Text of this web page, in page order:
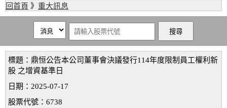
回首頁 》 重大訊息
標題：鼎恒公告本公司董事會決議發行114年度限制員工權利新
股 之增資基準日
日期：2025-07-17
股票代號：6738